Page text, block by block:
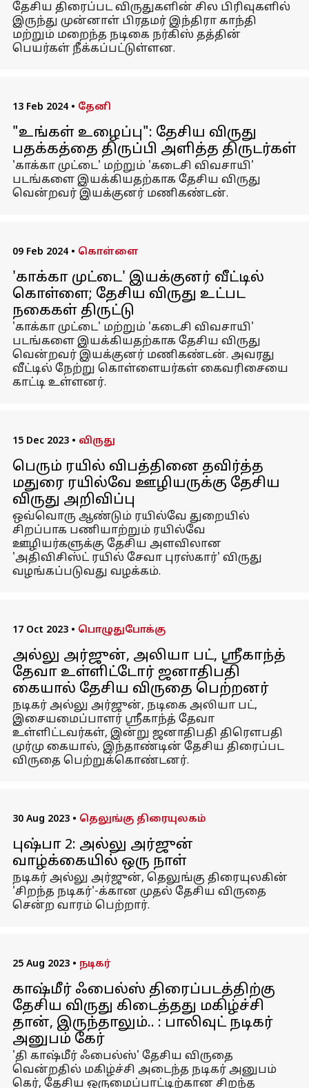
தேசிய திரைப்பட விருதுகளின் சில பிரிவுகளில்
இருந்து முன்னாள் பிரதமர் இந்திரா காந்தி
மற்றும் மறைந்த நடிகை நர்கிஸ் தத்தின்
பெயர்கள் நீக்கப்பட்டுள்ளன.
13 Feb 2024 • தேனி
"உங்கள் உழைப்பு": தேசிய விருது
பதக்கத்தை திருப்பி அளித்த திருடர்கள்
'காக்கா முட்டை' மற்றும் 'கடைசி விவசாயி'
படங்களை இயக்கியதற்காக தேசிய விருது
வென்றவர் இயக்குனர் மணிகண்டன்.
09 Feb 2024 • கொள்ளை
'காக்கா முட்டை' இயக்குனர் வீட்டில்
கொள்ளை; தேசிய விருது உட்பட
நகைகள் திருட்டு
'காக்கா முட்டை' மற்றும் 'கடைசி விவசாயி'
படங்களை இயக்கியதற்காக தேசிய விருது
வென்றவர் இயக்குனர் மணிகண்டன். அவரது
வீட்டில் நேற்று கொள்ளையர்கள் கைவரிசையை
காட்டி உள்ளனர்.
15 Dec 2023 • விருது
பெரும் ரயில் விபத்தினை தவிர்த்த
மதுரை ரயில்வே ஊழியருக்கு தேசிய
விருது அறிவிப்பு
ஒவ்வொரு ஆண்டும் ரயில்வே துறையில்
சிறப்பாக பணியாற்றும் ரயில்வே
ஊழியர்களுக்கு தேசிய அளவிலான
'அதிவிசிஸ்ட் ரயில் சேவா புரஸ்கார்' விருது
வழங்கப்படுவது வழக்கம்.
17 Oct 2023 • பொழுதுபோக்கு
அல்லு அர்ஜுன், அலியா பட், ஸ்ரீகாந்த்
தேவா உள்ளிட்டோர் ஜனாதிபதி
கையால் தேசிய விருதை பெற்றனர்
நடிகர் அல்லு அர்ஜுன், நடிகை அலியா பட்,
இசையமைப்பாளர் ஸ்ரீகாந்த் தேவா
உள்ளிட்டவர்கள், இன்று ஜனாதிபதி திரௌபதி
முர்மு கையால், இந்தாண்டின் தேசிய திரைப்பட
விருதை பெற்றுக்கொண்டனர்.
30 Aug 2023 • தெலுங்கு திரையுலகம்
புஷ்பா 2: அல்லு அர்ஜுன்
வாழ்க்கையில் ஒரு நாள்
நடிகர் அல்லு அர்ஜுன், தெலுங்கு திரையுலகின்
'சிறந்த நடிகர்'-க்கான முதல் தேசிய விருதை
சென்ற வாரம் பெற்றார்.
25 Aug 2023 • நடிகர்
காஷ்மீர் ஃபைல்ஸ் திரைப்படத்திற்கு
தேசிய விருது கிடைத்தது மகிழ்ச்சி
தான், இருந்தாலும்.. : பாலிவுட் நடிகர்
அனுபம் கேர்
'தி காஷ்மீர் ஃபைல்ஸ்' தேசிய விருதை
வென்றதில் மகிழ்ச்சி அடைந்த நடிகர் அனுபம்
கெர், தேசிய ஒருமைப்பாட்டிற்கான சிறந்த